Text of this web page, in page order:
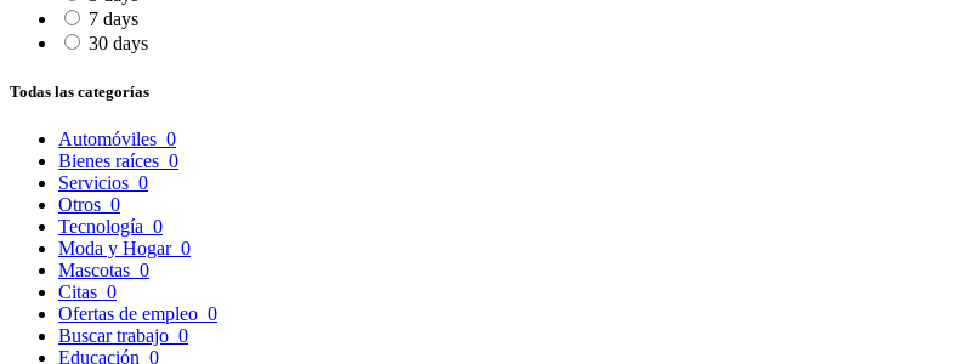
7 days
30 days
Todas las categorías
Automóviles 0
Bienes raíces 0
Servicios 0
Otros 0
Tecnología 0
Moda y Hogar 0
Mascotas 0
Citas 0
Ofertas de empleo 0
Buscar trabajo 0
Educación 0